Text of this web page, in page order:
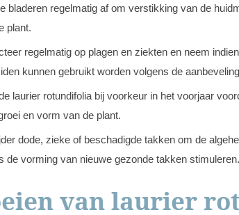
bladeren regelmatig af om verstikking van de
plant.
regelmatig op plagen en ziekten en neem
kunnen gebruikt worden volgens de
laurier rotundifolia bij voorkeur in het voorjaar
en vorm van de plant.
dode, zieke of beschadigde takken om de
de vorming van nieuwe gezonde takken stimuleren.
van laurier